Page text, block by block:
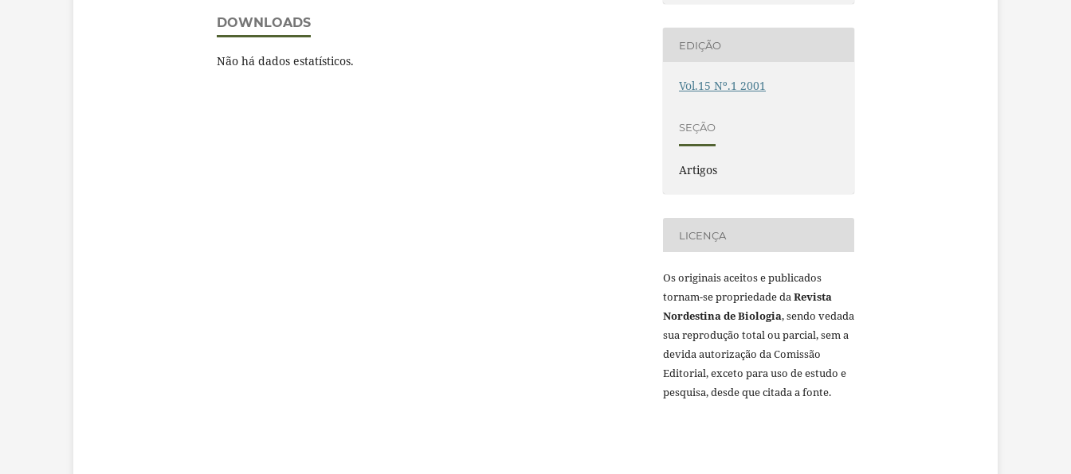
DOWNLOADS
Não há dados estatísticos.
EDIÇÃO
Vol.15 Nº.1 2001
SEÇÃO
Artigos
LICENÇA
Os originais aceitos e publicados
tornam-se propriedade daRevista
Nordestina de Biologia, sendo vedada
sua reprodução total ou parcial, sem a
devida autorização da Comissão
Editorial, exceto para uso de estudo e
pesquisa, desde que citada a fonte.